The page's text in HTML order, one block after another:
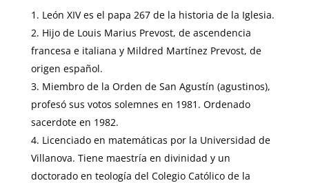
León XIV es el papa 267 de la historia de la Iglesia.
Hijo de Louis Marius Prevost, de ascendencia
francesa e italiana y Mildred Martínez Prevost, de
origen español.
Miembro de la Orden de San Agustín (agustinos),
profesó sus votos solemnes en 1981. Ordenado
sacerdote en 1982.
Licenciado en matemáticas por la Universidad de
Villanova. Tiene maestría en divinidad y un
doctorado en teología del Colegio Católico de la